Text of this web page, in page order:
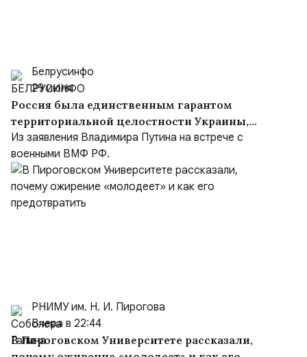
Белрусинфо
29 июля
Россия была единственным гарантом
территориальной целостности Украины,
но Киев объявил Москву врагом
Из заявления Владимира Путина на встрече с
военными ВМФ РФ.
РНИМУ им. Н. И. Пирогова
Вчера в 22:44
В Пироговском Университете рассказали,